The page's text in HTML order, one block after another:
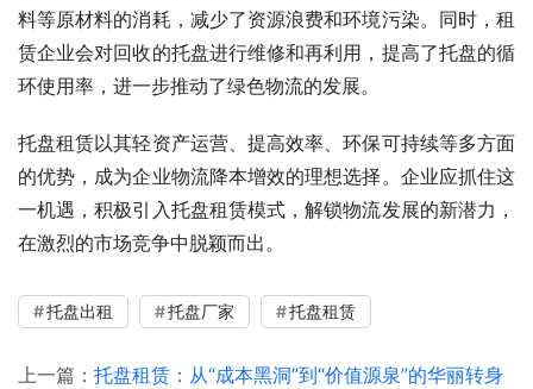
料等原材料的消耗，减少了资源浪费和环境污染。同时，租
赁企业会对回收的托盘进行维修和再利用，提高了托盘的循
环使用率，进一步推动了绿色物流的发展。
托盘租赁以其轻资产运营、提高效率、环保可持续等多方面
的优势，成为企业物流降本增效的理想选择。企业应抓住这
一机遇，积极引入托盘租赁模式，解锁物流发展的新潜力，
在激烈的市场竞争中脱颖而出。
托盘出租 托盘厂家 托盘租赁
上一篇： 托盘租赁：从“成本黑洞”到“价值源泉”的华丽转身